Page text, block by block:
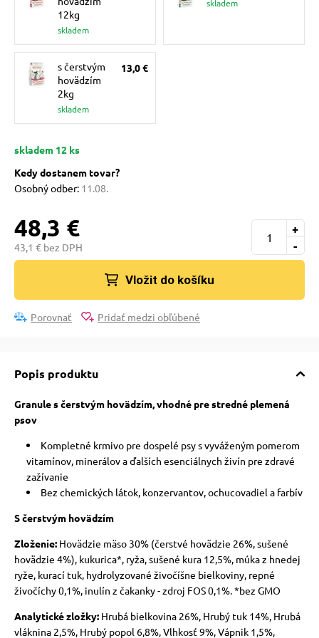
mačky
mačky
poukazy
12kg
skladem
skladem
s čerstvým
hovädzím
2kg
skladem
13,0 €
skladem 12 ks
Kedy dostanem tovar?
Osobný odber: 11.08.
48,3 €
43,1 € bez DPH -
+
Vložit do košíku
Porovnať Pridať medzi obľúbené
Popis produktu
Granule s čerstvým hovädzím, vhodné pre stredné plemená
psov
Kompletné krmivo pre dospelé psy s vyváženým pomerom
vitamínov, minerálov a ďalších esenciálnych živín pre zdravé
zažívanie
Bez chemických látok, konzervantov, ochucovadiel a farbív
S čerstvým hovädzím
Zloženie:Hovädzie mäso 30% (čerstvé hovädzie 26%, sušené
hovädzie 4%), kukurica*, ryža, sušené kura 12,5%, múka z hnedej
ryže, kurací tuk, hydrolyzované živočíšne bielkoviny, repné
živočíchy 0,1%, inulín z čakanky - zdroj FOS 0,1%. *bez GMO
Analytické zložky:Hrubá bielkovina 26%, Hrubý tuk 14%, Hrubá
vláknina 2,5%, Hrubý popol 6,8%, Vlhkosť 9%, Vápnik 1,5%,